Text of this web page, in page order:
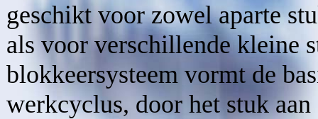
geschikt voor zowel aparte
als voor verschillende kleine
blokkeersysteem vormt de
werkcyclus, door het stuk